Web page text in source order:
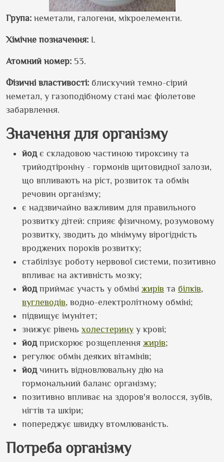
Група: неметали, галогени, мікроелементи.
Хімічне позначення: I.
Атомний номер: 53.
Фізичні властивості: блискучий темно-сірий
неметал, у газоподібному стані має фіолетове
забарвлення.
Значення для організму
йод є складовою частиною тироксину та
трийодтіроніну - гормонів щитовидної залози,
що впливають на ріст, розвиток та обмін
речовин організму;
є надзвичайно важливим для правильного
розвитку дітей: сприяє фізичному, розумовому
розвитку, зводить до мінімуму вірогідність
вроджених пороків розвитку;
стабілізує роботу нервової системи, позитивно
впливає на активність мозку;
йод приймає участь у обміні жирів та білків,
вуглеводів, водно-електролітному обміні;
підвищує імунітет;
знижує рівень холестерину у крові;
йод прискорює розщеплення жирів;
регулює обмін деяких вітамінів;
йод чинить відновлювальну дію на
гормональний баланс організму;
позитивно впливає на здоров'я волосся, зубів,
нігтів та шкіри;
попереджує швидку втомлюваність.
Потреба організму